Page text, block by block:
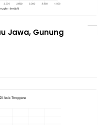
Jawa, Gunung